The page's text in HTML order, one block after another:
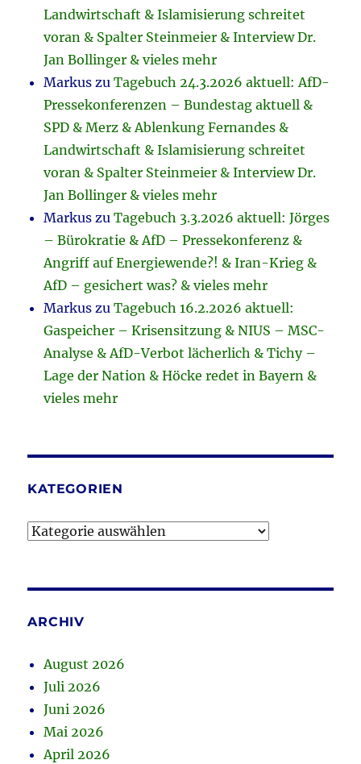
Landwirtschaft & Islamisierung schreitet
voran & Spalter Steinmeier & Interview Dr.
Jan Bollinger & vieles mehr
Markus zuTagebuch 24.3.2026 aktuell: AfD-
Pressekonferenzen – Bundestag aktuell &
SPD & Merz & Ablenkung Fernandes &
Landwirtschaft & Islamisierung schreitet
voran & Spalter Steinmeier & Interview Dr.
Jan Bollinger & vieles mehr
Markus zuTagebuch 3.3.2026 aktuell: Jörges
– Bürokratie & AfD – Pressekonferenz &
Angriff auf Energiewende?! & Iran-Krieg &
AfD – gesichert was? & vieles mehr
Markus zuTagebuch 16.2.2026 aktuell:
Gaspeicher – Krisensitzung & NIUS – MSC-
Analyse & AfD-Verbot lächerlich & Tichy –
Lage der Nation & Höcke redet in Bayern &
vieles mehr
KATEGORIEN
Kategorien
ARCHIV
August 2026
Juli 2026
Juni 2026
Mai 2026
April 2026